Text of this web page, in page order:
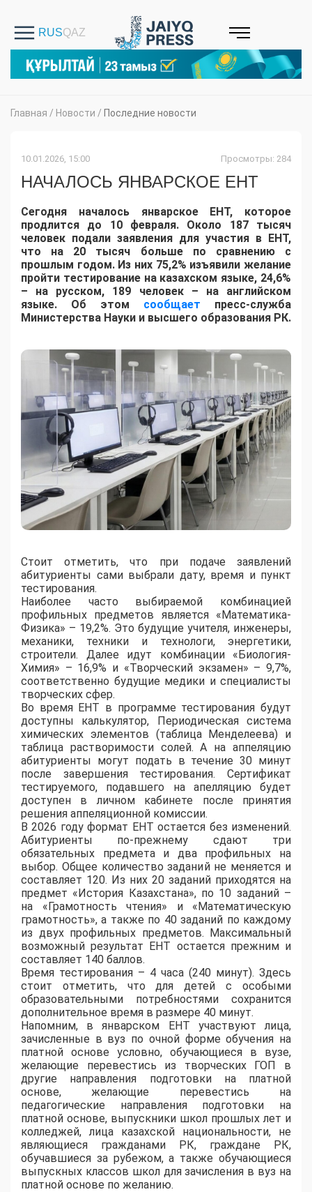
Главная / Новости / Последние новости
10.01.2026, 15:00 Просмотры: 284
НАЧАЛОСЬ ЯНВАРСКОЕ ЕНТ
Сегодня началось январское ЕНТ, которое
продлится до 10 февраля. Около 187 тысяч
человек подали заявления для участия в ЕНТ,
что на 20 тысяч больше по сравнению с
прошлым годом. Из них 75,2% изъявили желание
пройти тестирование на казахском языке, 24,6%
– на русском, 189 человек – на английском
языке. Об этом сообщает пресс-служба
Министерства Науки и высшего образования РК.
Стоит отметить, что при подаче заявлений
абитуриенты сами выбрали дату, время и пункт
тестирования.
Наиболее часто выбираемой комбинацией
профильных предметов является «Математика-
Физика» – 19,2%. Это будущие учителя, инженеры,
механики, техники и технологи, энергетики,
строители. Далее идут комбинации «Биология-
Химия» – 16,9% и «Творческий экзамен» – 9,7%,
соответственно будущие медики и специалисты
творческих сфер.
Во время ЕНТ в программе тестирования будут
доступны калькулятор, Периодическая система
химических элементов (таблица Менделеева) и
таблица растворимости солей. А на аппеляцию
абитуриенты могут подать в течение 30 минут
после завершения тестирования. Сертификат
тестируемого, подавшего на апелляцию будет
доступен в личном кабинете после принятия
решения аппеляционной комиссии.
В 2026 году формат ЕНТ остается без изменений.
Абитуриенты по-прежнему сдают три
обязательных предмета и два профильных на
выбор. Общее количество заданий не меняется и
составляет 120. Из них 20 заданий приходятся на
предмет «История Казахстана», по 10 заданий –
на «Грамотность чтения» и «Математическую
грамотность», а также по 40 заданий по каждому
из двух профильных предметов. Максимальный
возможный результат ЕНТ остается прежним и
составляет 140 баллов.
Время тестирования – 4 часа (240 минут). Здесь
стоит отметить, что для детей с особыми
образовательными потребностями сохранится
дополнительное время в размере 40 минут.
Напомним, в январском ЕНТ участвуют лица,
зачисленные в вуз по очной форме обучения на
платной основе условно, обучающиеся в вузе,
желающие перевестись из творческих ГОП в
другие направления подготовки на платной
основе, желающие перевестись на
педагогические направления подготовки на
платной основе, выпускники школ прошлых лет и
колледжей, лица казахской национальности, не
являющиеся гражданами РК, граждане РК,
обучавшиеся за рубежом, а также обучающиеся
выпускных классов школ для зачисления в вуз на
платной основе по желанию.